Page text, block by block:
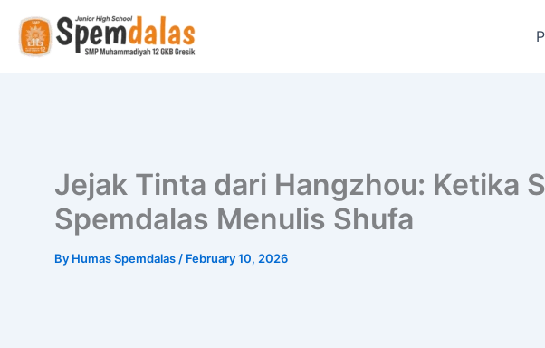
content
Jejak Tinta dari Hangzhou: Ketika
Spemdalas Menulis Shufa
By Humas Spemdalas / February 10, 2026